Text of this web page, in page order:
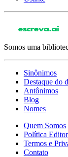
Somos uma
Sinônimos
Destaque do
Antônimos
Blog
Nomes
Quem Somos
Política
Termos e
Contato